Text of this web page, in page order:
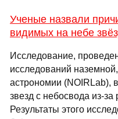
Ученые назвали
видимых на небе
Исследование,
исследований
астрономии (NOIRLab),
звезд с небосвода из-за
Результаты этого